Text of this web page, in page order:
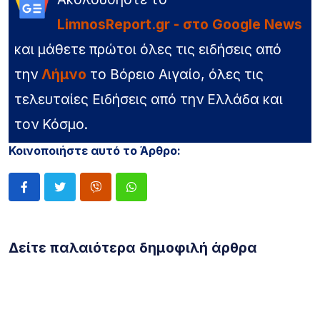
LimnosReport.gr - στο Google News
και μάθετε πρώτοι όλες τις ειδήσεις από
την Λήμνο το Βόρειο Αιγαίο, όλες τις
τελευταίες Ειδήσεις από την Ελλάδα και
τον Κόσμο.
Κοινοποιήστε αυτό το Άρθρο:
Δείτε παλαιότερα δημοφιλή άρθρα